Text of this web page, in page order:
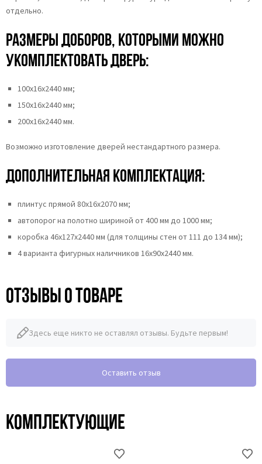
отдельно.
Размеры доборов, которыми можно
укомплектовать дверь:
100х16х2440 мм;
150х16х2440 мм;
200х16х2440 мм.
Возможно изготовление дверей нестандартного размера.
Дополнительная комплектация:
плинтус прямой 80х16х2070 мм;
автопорог на полотно шириной от 400 мм до 1000 мм;
коробка 46x127x2440 мм (для толщины стен от 111 до 134 мм);
4 варианта фигурных наличников 16х90х2440 мм.
Отзывы о товаре
Здесь еще никто не оставлял отзывы. Будьте первым!
Оставить отзыв
Комплектующие